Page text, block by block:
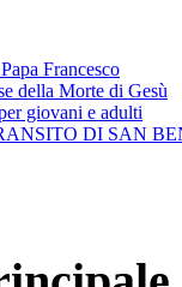
Francesco
della Morte di Gesù
giovani e adulti
DI SAN